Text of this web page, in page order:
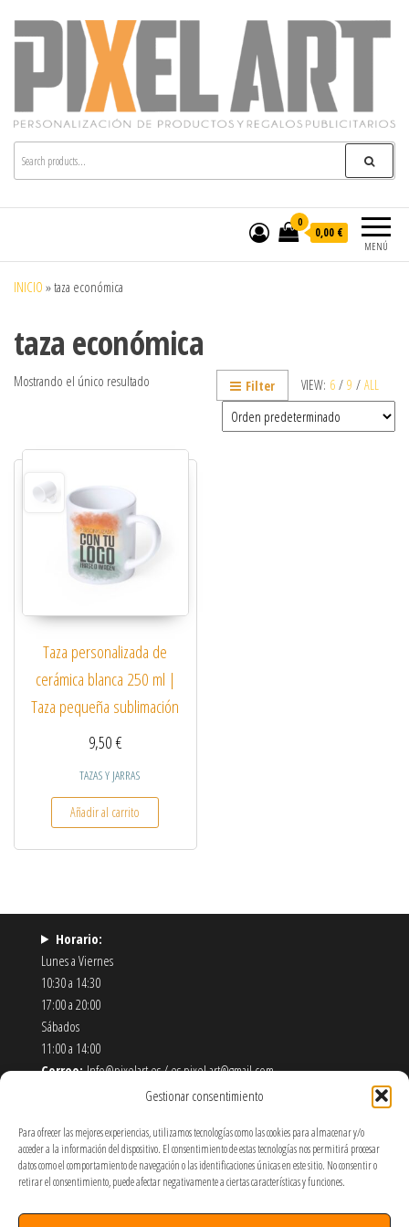
Gestionar consentimiento
Para ofrecer las mejores experiencias, utilizamos tecnologías como las cookies para almacenar y/o
acceder a la información del dispositivo. El consentimiento de estas tecnologías nos permitirá procesar
datos como el comportamiento de navegación o las identificaciones únicas en este sitio. No consentir o
retirar el consentimiento, puede afectar negativamente a ciertas características y funciones.
Pixelart
Especialistas en textil publicitario y regalos
personalizados en móstoles
MENÚ
0
0,00 €
INICIO »taza económica
taza económica
VIEW: 6 / 9 / ALL
Filter
Mostrando el único resultado
Taza personalizada de
cerámica blanca 250 ml |
Taza pequeña sublimación
9,50€
TAZAS Y JARRAS
Añadir al carrito
Horario:
Lunes a Viernes
10:30 a 14:30
17:00 a 20:00
Sábados
11:00 a 14:00
Correo:Info@pixelart.es / es.pixel.art@gmail.com
910 56 55 72
Móstoles-Madrid
Política de Envíos y Devoluciones